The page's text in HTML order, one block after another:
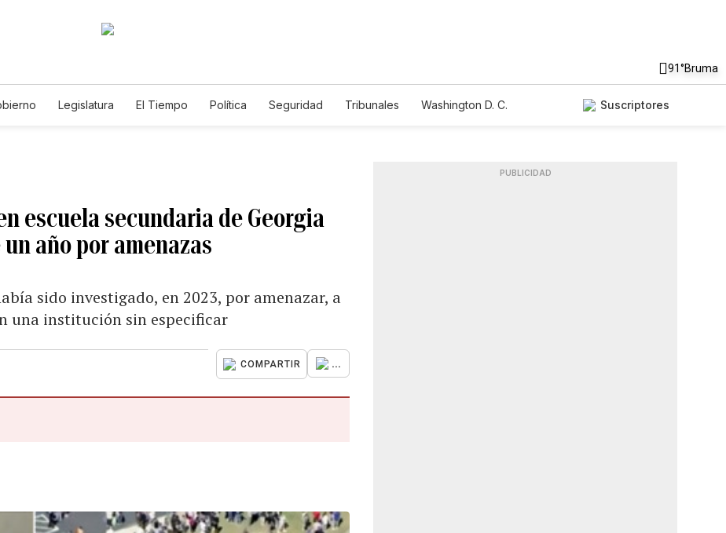
91°Bruma
Legislatura El Tiempo Política Seguridad Tribunales
Washington D. C.
Suscriptores
escuela secundaria de Georgia
año por amenazas
sido investigado, en 2023, por amenazar, a
una institución sin especificar
COMPARTIR ...
PUBLICIDAD